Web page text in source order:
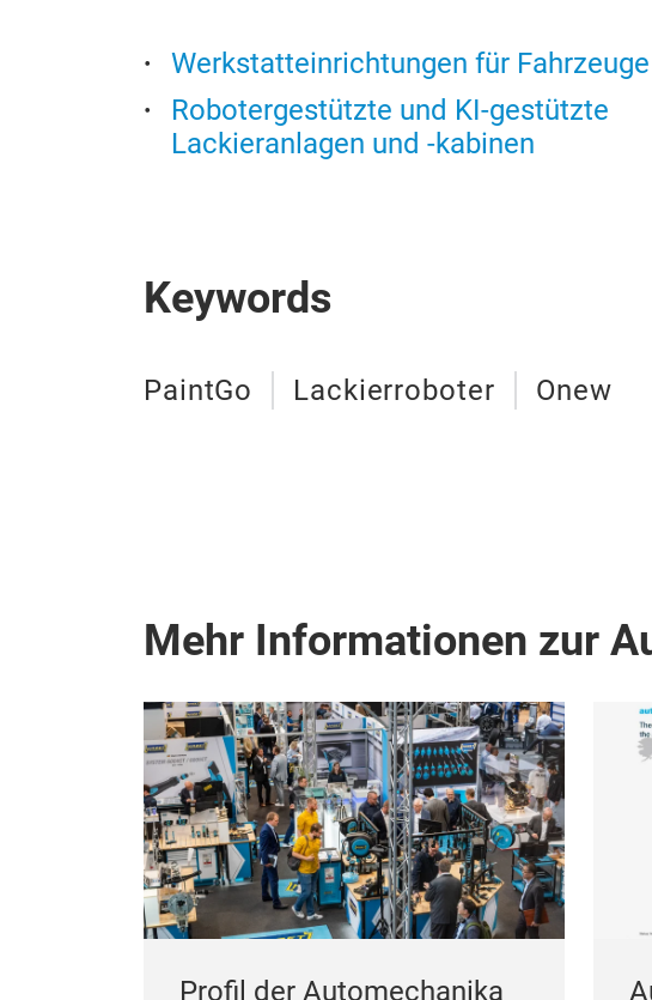
Werkstatteinrichtungen für Fahrzeuge
Robotergestützte und KI-gestützte
Lackieranlagen und -kabinen
Keywords
PaintGo Lackierroboter Onew
Mehr Informationen zur
Profil der Automechanika